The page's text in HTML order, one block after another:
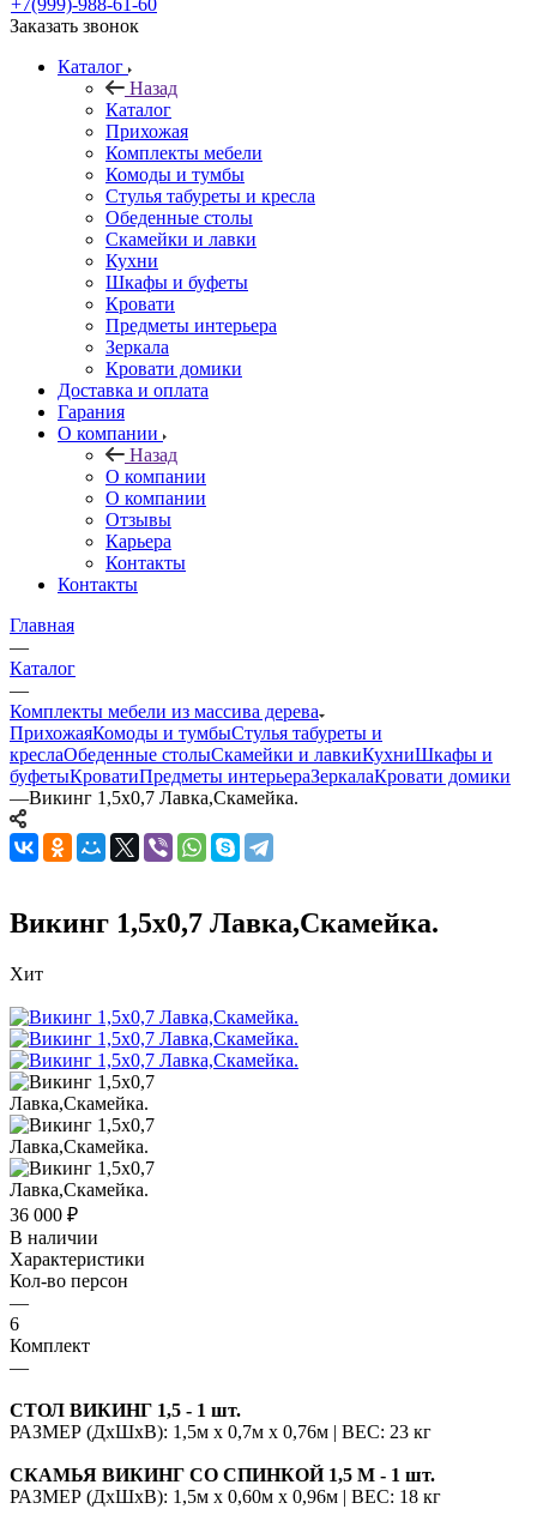
+7(999)-988-61-60
Заказать звонок
Каталог
Назад
Каталог
Прихожая
Комплекты мебели
Комоды и тумбы
Стулья табуреты и кресла
Обеденные столы
Скамейки и лавки
Кухни
Шкафы и буфеты
Кровати
Предметы интерьера
Зеркала
Кровати домики
Доставка и оплата
Гарания
О компании
Назад
О компании
О компании
Отзывы
Карьера
Контакты
Контакты
Главная
—
Каталог
—
Комплекты мебели из массива дерева
ПрихожаяКомоды и тумбыСтулья табуреты и
креслаОбеденные столыСкамейки и лавкиКухниШкафы и
буфетыКроватиПредметы интерьераЗеркалаКровати домики
—Викинг 1,5х0,7 Лавка,Скамейка.
Викинг 1,5х0,7 Лавка,Скамейка.
Хит
36 000 ₽
В наличии
Характеристики
Кол-во персон
—
6
Комплект
—
СТОЛ ВИКИНГ 1,5 - 1 шт.
РАЗМЕР (ДхШхВ): 1,5м х 0,7м х 0,76м | ВЕС: 23 кг
СКАМЬЯ ВИКИНГ СО СПИНКОЙ 1,5 М - 1 шт.
РАЗМЕР (ДхШхВ): 1,5м х 0,60м х 0,96м | ВЕС: 18 кг